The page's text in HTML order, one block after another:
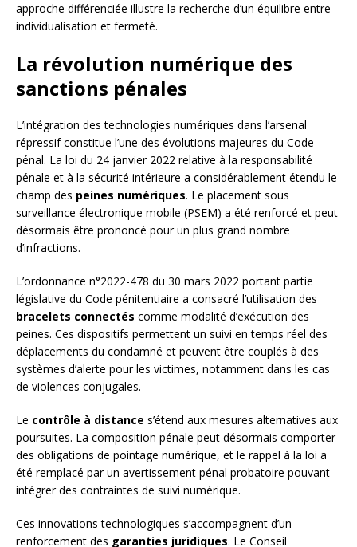
approche différenciée illustre la recherche d’un équilibre entre
individualisation et fermeté.
La révolution numérique des
sanctions pénales
L’intégration des technologies numériques dans l’arsenal
répressif constitue l’une des évolutions majeures du Code
pénal. La loi du 24 janvier 2022 relative à la responsabilité
pénale et à la sécurité intérieure a considérablement étendu le
champ des peines numériques. Le placement sous
surveillance électronique mobile (PSEM) a été renforcé et peut
désormais être prononcé pour un plus grand nombre
d’infractions.
L’ordonnance n°2022-478 du 30 mars 2022 portant partie
législative du Code pénitentiaire a consacré l’utilisation des
bracelets connectés comme modalité d’exécution des
peines. Ces dispositifs permettent un suivi en temps réel des
déplacements du condamné et peuvent être couplés à des
systèmes d’alerte pour les victimes, notamment dans les cas
de violences conjugales.
Le contrôle à distance s’étend aux mesures alternatives aux
poursuites. La composition pénale peut désormais comporter
des obligations de pointage numérique, et le rappel à la loi a
été remplacé par un avertissement pénal probatoire pouvant
intégrer des contraintes de suivi numérique.
Ces innovations technologiques s’accompagnent d’un
renforcement des garanties juridiques. Le Conseil